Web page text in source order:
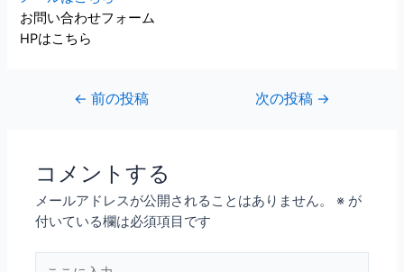
お問い合わせフォーム
HPはこちら
← 前の投稿 次の投稿 →
コメントする
メールアドレスが公開されることはありません。 ※ が
付いている欄は必須項目です